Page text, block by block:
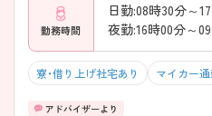
勤務時間
日勤:08時30分～17
夜勤:16時00分～09
寮・借り上げ社宅あり マイカー通